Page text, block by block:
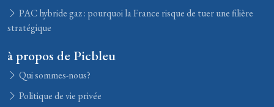
PAC hybride gaz : pourquoi la France risque de tuer une filière
stratégique
à propos de Picbleu
Qui sommes-nous?
Politique de vie privée